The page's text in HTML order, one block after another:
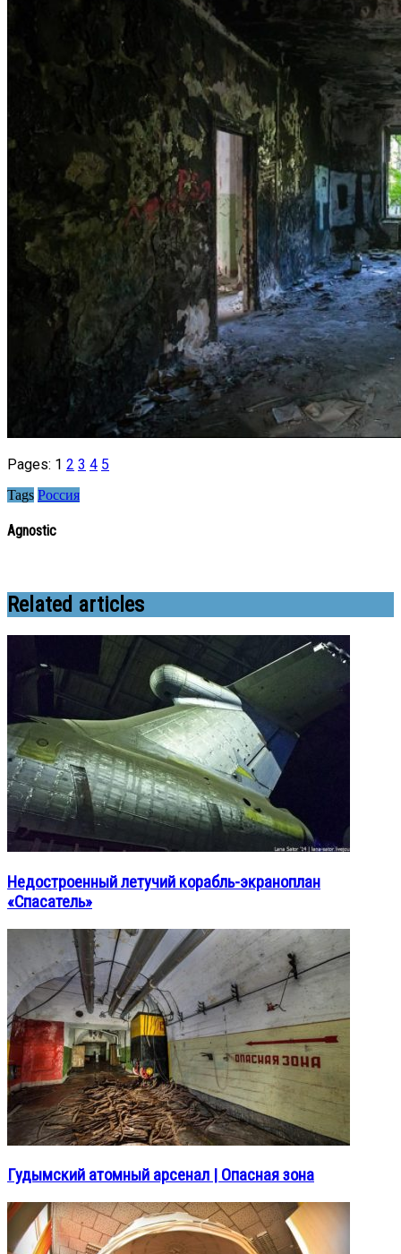
Pages: 1 2 3 4 5
Tags Россия
Agnostic
Related articles
Недостроенный летучий корабль-экраноплан
«Спасатель»
Гудымский атомный арсенал | Опасная зона